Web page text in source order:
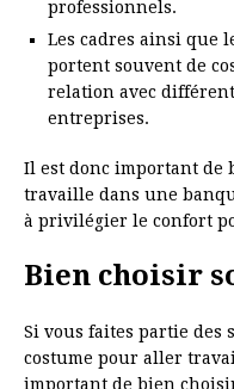
professionnels.
Les cadres ainsi que
portent souvent de
relation avec
entreprises.
Il est donc important de
travaille dans une
à privilégier le confort
Bien choisir
Si vous faites partie
costume pour aller
important de bien